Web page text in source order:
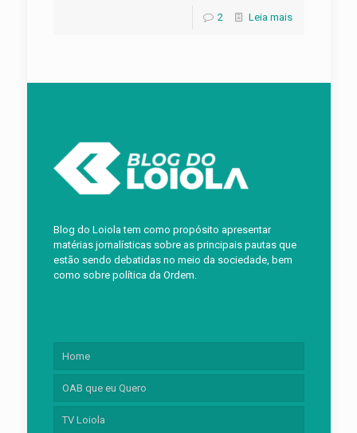
2 Leia mais
Blog do Loiola tem como propósito apresentar
matérias jornalísticas sobre as principais pautas que
estão sendo debatidas no meio da sociedade, bem
como sobre política da Ordem.
Home
OAB que eu Quero
TV Loiola